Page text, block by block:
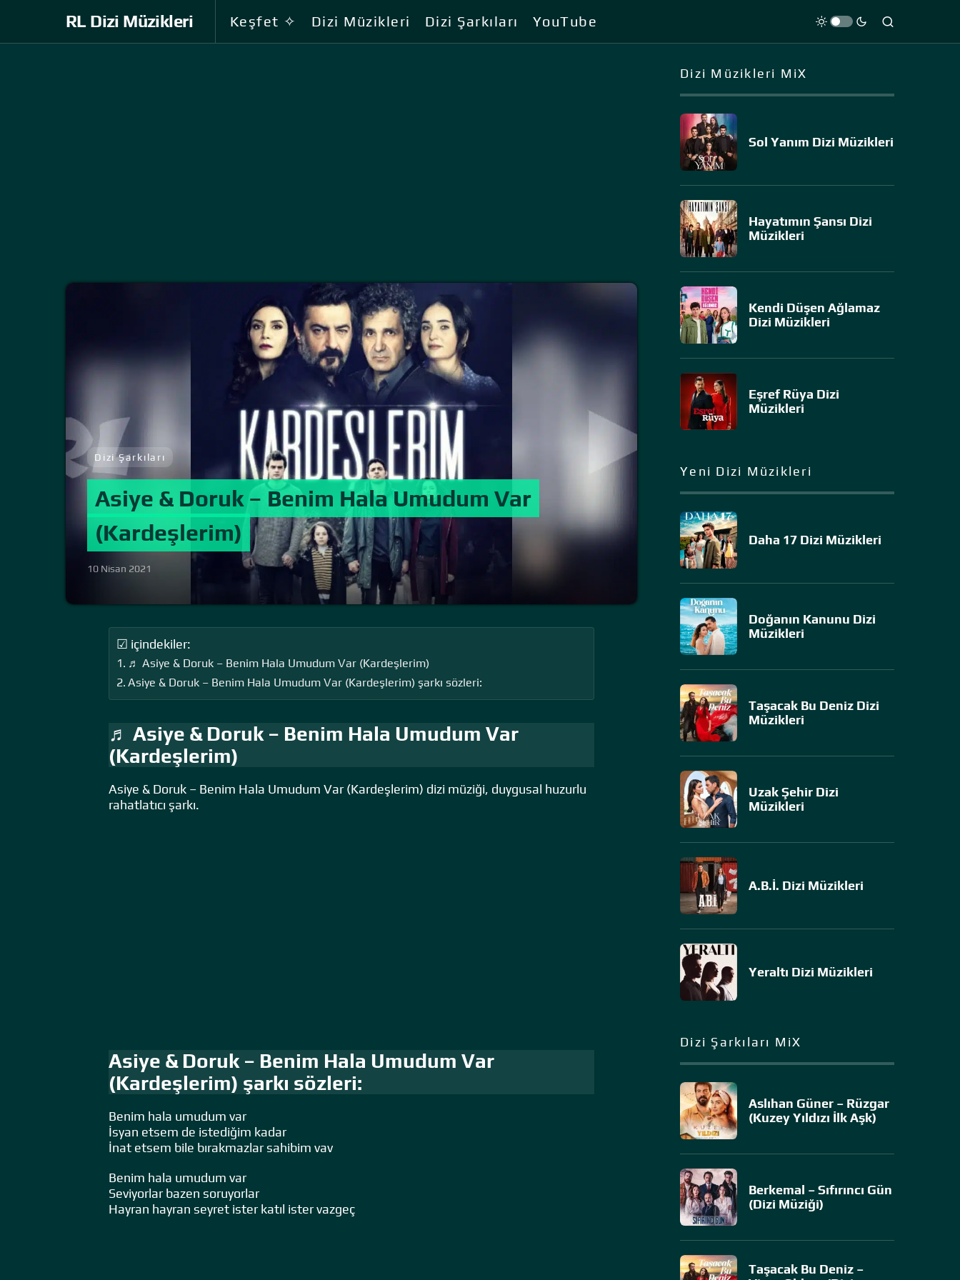
RL Dizi Müzikleri Keşfet ✧ Dizi Müzikleri Dizi Şarkıları YouTube
Dizi Şarkıları
Asiye & Doruk – Benim Hala Umudum Var
(Kardeşlerim)
10 Nisan 2021
☑ içindekiler:
♬ Asiye & Doruk – Benim Hala Umudum Var (Kardeşlerim)
Asiye & Doruk – Benim Hala Umudum Var (Kardeşlerim) şarkı sözleri:
♬ Asiye & Doruk – Benim Hala Umudum Var
(Kardeşlerim)
Asiye & Doruk – Benim Hala Umudum Var (Kardeşlerim) dizi müziği, duygusal huzurlu
rahatlatıcı şarkı.
Asiye & Doruk – Benim Hala Umudum Var
(Kardeşlerim) şarkı sözleri:
Benim hala umudum var
İsyan etsem de istediğim kadar
İnat etsem bile bırakmazlar sahibim vav
Benim hala umudum var
Seviyorlar bazen soruyorlar
Hayran hayran seyret ister katıl ister vazgeç
Dizi Müzikleri MiX
Sol Yanım Dizi Müzikleri
Hayatımın Şansı Dizi
Müzikleri
Kendi Düşen Ağlamaz
Dizi Müzikleri
Eşref Rüya Dizi
Müzikleri
Yeni Dizi Müzikleri
Daha 17 Dizi Müzikleri
Doğanın Kanunu Dizi
Müzikleri
Taşacak Bu Deniz Dizi
Müzikleri
Uzak Şehir Dizi
Müzikleri
A.B.İ. Dizi Müzikleri
Yeraltı Dizi Müzikleri
Dizi Şarkıları MiX
Aslıhan Güner – Rüzgar
(Kuzey Yıldızı İlk Aşk)
Berkemal – Sıfırıncı Gün
(Dizi Müziği)
Taşacak Bu Deniz –